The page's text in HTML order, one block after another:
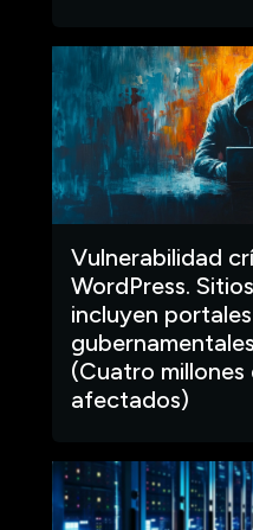
Vulnerabilidad
WordPress.
incluyen portales
(Cuatro millones
afectados)